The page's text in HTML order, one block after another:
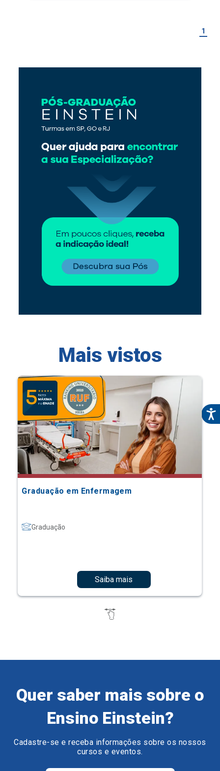
1
Mais vistos
Graduação em Enfermagem
Graduação
Saiba mais
Quer saber mais sobre o
Ensino Einstein?
Cadastre-se e receba informações sobre os nossos
cursos e eventos.